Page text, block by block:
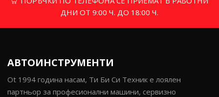
ДНИ ОТ 9:00 Ч. ДО 18:00 Ч.
АВТОИНСТРУМЕНТИ
Ot 1994 година насам, Ти Би Си Техник е лоялен
партньор за професионални машини, сервизно